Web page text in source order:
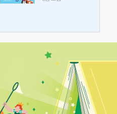
현대지성